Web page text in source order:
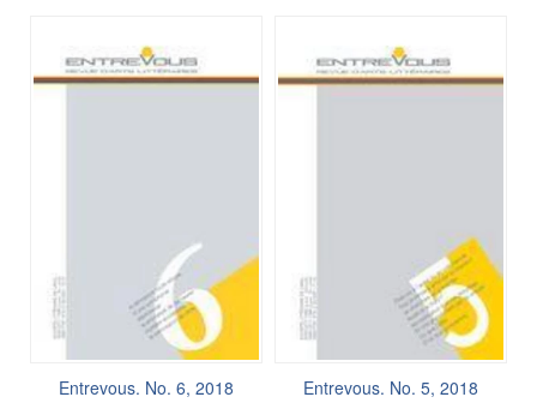
Entrevous. No. 6, 2018 Entrevous. No. 5, 2018